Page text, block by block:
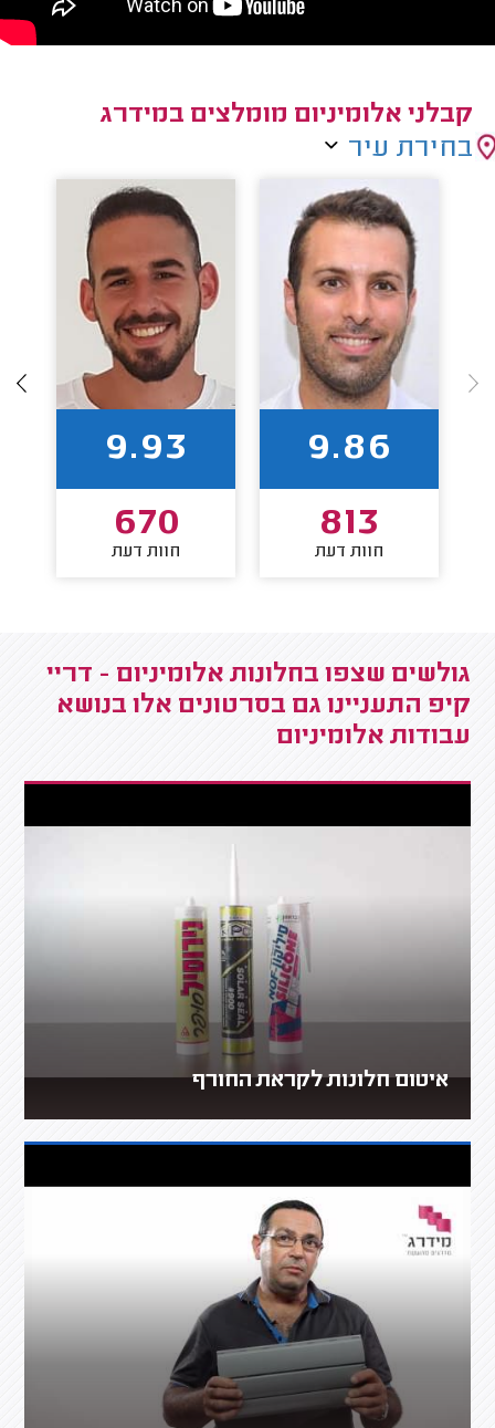
קבלני אלומיניום מומלצים במידרג
בחירת עיר
9.86
813
חוות דעת
9.93
670
חוות דעת
גולשים שצפו בחלונות אלומיניום - דריי
קיפ התעניינו גם בסרטונים אלו בנושא
עבודות אלומיניום
איטום חלונות לקראת החורף